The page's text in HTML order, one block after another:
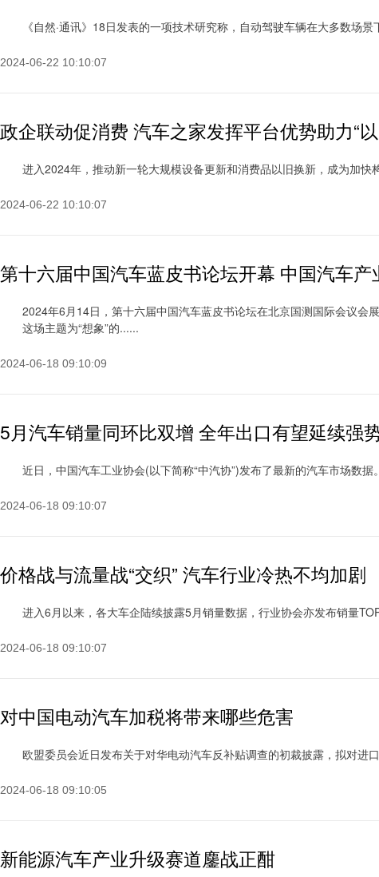
《自然·通讯》18日发表的一项技术研究称，自动驾驶车辆在大多数场景
2024-06-22 10:10:07
政企联动促消费 汽车之家发挥平台优势助力“
进入2024年，推动新一轮大规模设备更新和消费品以旧换新，成为加快
2024-06-22 10:10:07
第十六届中国汽车蓝皮书论坛开幕 中国汽车
2024年6月14日，第十六届中国汽车蓝皮书论坛在北京国测国际会议会展
这场主题为“想象”的......
2024-06-18 09:10:09
5月汽车销量同环比双增 全年出口有望延续强
近日，中国汽车工业协会(以下简称“中汽协”)发布了最新的汽车市场数据
2024-06-18 09:10:07
价格战与流量战“交织” 汽车行业冷热不均加剧
进入6月以来，各大车企陆续披露5月销量数据，行业协会亦发布销量
2024-06-18 09:10:07
对中国电动汽车加税将带来哪些危害
欧盟委员会近日发布关于对华电动汽车反补贴调查的初裁披露，拟对进
2024-06-18 09:10:05
新能源汽车产业升级赛道鏖战正酣